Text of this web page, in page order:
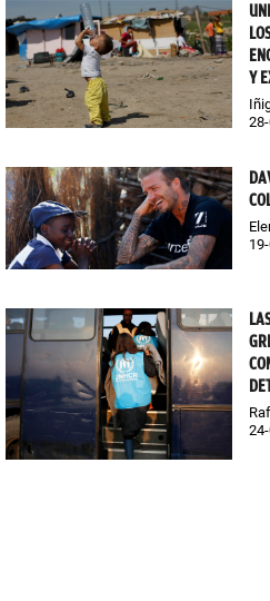
Y